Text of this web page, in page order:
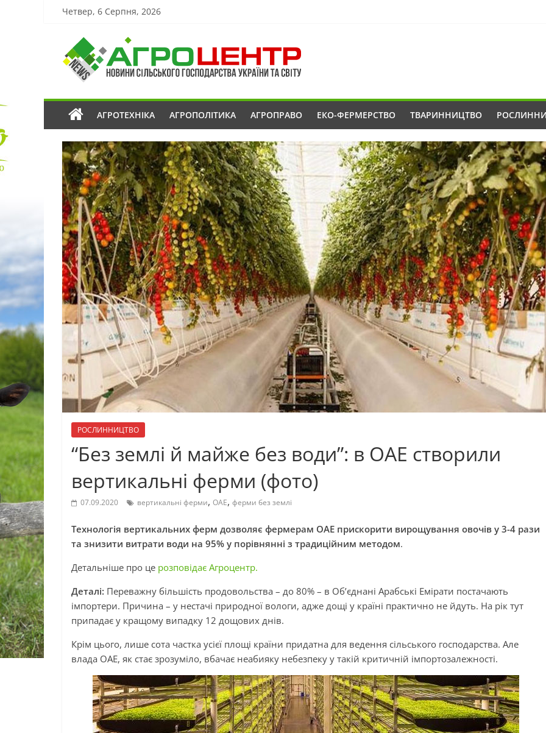
Четвер, 6 Серпня, 2026
АГРОТЕХНІКА АГРОПОЛІТИКА АГРОПРАВО ЕКО-ФЕРМЕРСТВО ТВАРИННИЦТВО
РОСЛИННИЦТВО
“Без землі й майже без води”: в ОАЕ створили
вертикальні ферми (фото)
07.09.2020 вертикальні ферми, ОАЕ, ферми без землі
Технологія вертикальних ферм дозволяє фермерам ОАЕ прискорити вирощування овочів у 3-4 рази
та знизити витрати води на 95% у порівнянні з традиційним методом.
Детальніше про це розповідає Агроцентр.
Деталі: Переважну більшість продовольства – до 80% – в Об’єднані Арабські Емірати постачають
імпортери. Причина – у нестачі природної вологи, адже дощі у країні практично не йдуть. На рік тут
припадає у кращому випадку 12 дощових днів.
Крім цього, лише сота частка усієї площі країни придатна для ведення сільського господарства. Але
влада ОАЕ, як стає зрозуміло, вбачає неабияку небезпеку у такій критичній імпортозалежності.